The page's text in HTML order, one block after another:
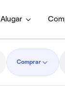
Alugar
Comprar